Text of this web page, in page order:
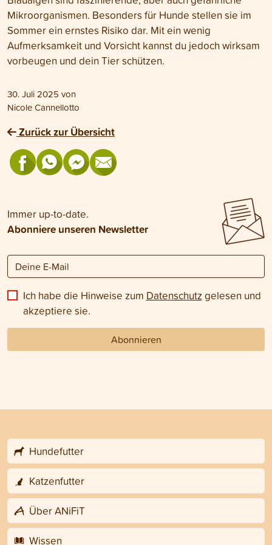
Mikroorganismen. Besonders für Hunde stellen sie im
Sommer ein ernstes Risiko dar. Mit ein wenig
Aufmerksamkeit und Vorsicht kannst du jedoch wirksam
vorbeugen und dein Tier schützen.
30. Juli 2025 von
Nicole Cannellotto
Zurück zur Übersicht
Immer up-to-date.
Abonniere unseren Newsletter
Ich habe die Hinweise zum Datenschutz gelesen und
akzeptiere sie.
Abonnieren
Hundefutter
Katzenfutter
Über ANiFiT
Wissen